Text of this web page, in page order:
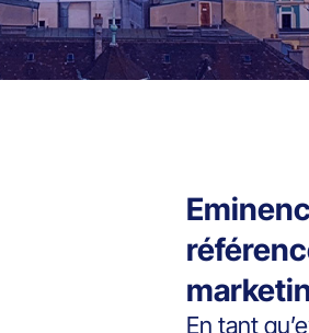
En tant